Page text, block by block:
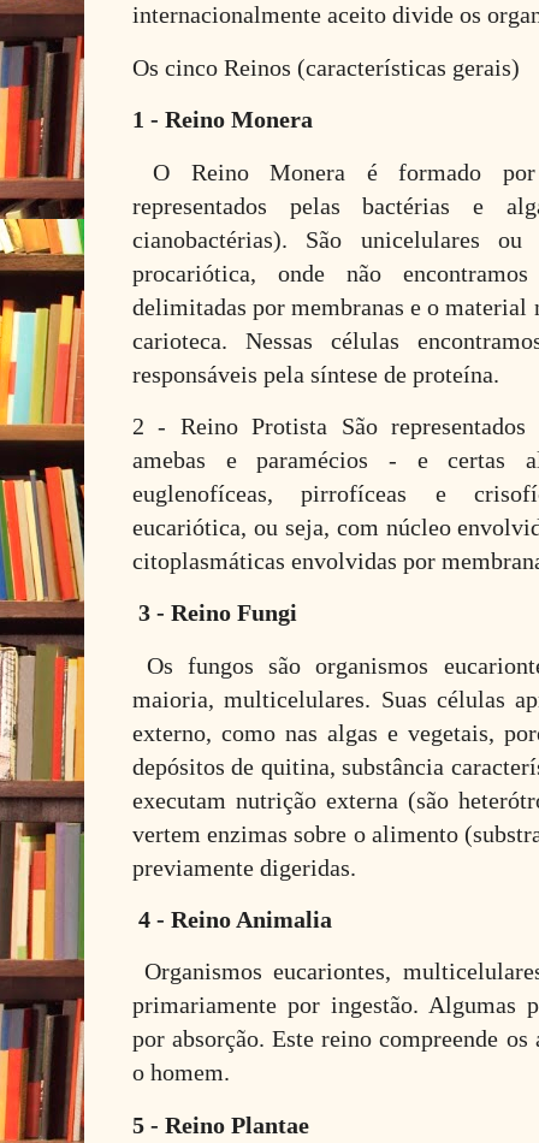
internacionalmente aceito divide os
Os cinco Reinos (características gerais)
1 - Reino Monera
O Reino Monera é formado por
representados pelas bactérias e
cianobactérias). São unicelulares
procariótica, onde não encontramos
delimitadas por membranas e o material
carioteca. Nessas células
responsáveis pela síntese de proteína.
2 - Reino Protista São
amebas e paramécios - e certas
euglenofíceas, pirrofíceas e
eucariótica, ou seja, com núcleo
citoplasmáticas envolvidas por
3 - Reino Fungi
Os fungos são organismos
maioria, multicelulares. Suas células
externo, como nas algas e vegetais,
depósitos de quitina, substância
executam nutrição externa (são
vertem enzimas sobre o alimento
previamente digeridas.
4 - Reino Animalia
Organismos eucariontes,
primariamente por ingestão. Algumas
por absorção. Este reino compreende os
o homem.
5 - Reino Plantae